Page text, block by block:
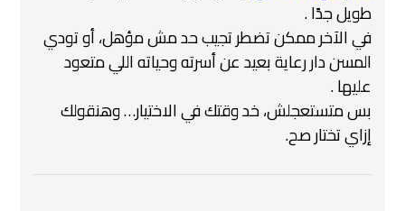
طويل جدًا .
في الآخر ممكن تضطر تجيب حد مش مؤهل، أو تودي
المسن دار رعاية بعيد عن أسرته وحياته اللي متعود
عليها .
بس متستعجلش، خد وقتك في الاختيار… وهنقولك
إزاي تختار صح.